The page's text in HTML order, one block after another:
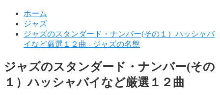
ホーム
ジャズ
ジャズのスタンダード・ナンバー(その１）ハッシャバ
イなど厳選１２曲 - ジャズの名盤
ジャズのスタンダード・ナンバー(その
１）ハッシャバイなど厳選１２曲